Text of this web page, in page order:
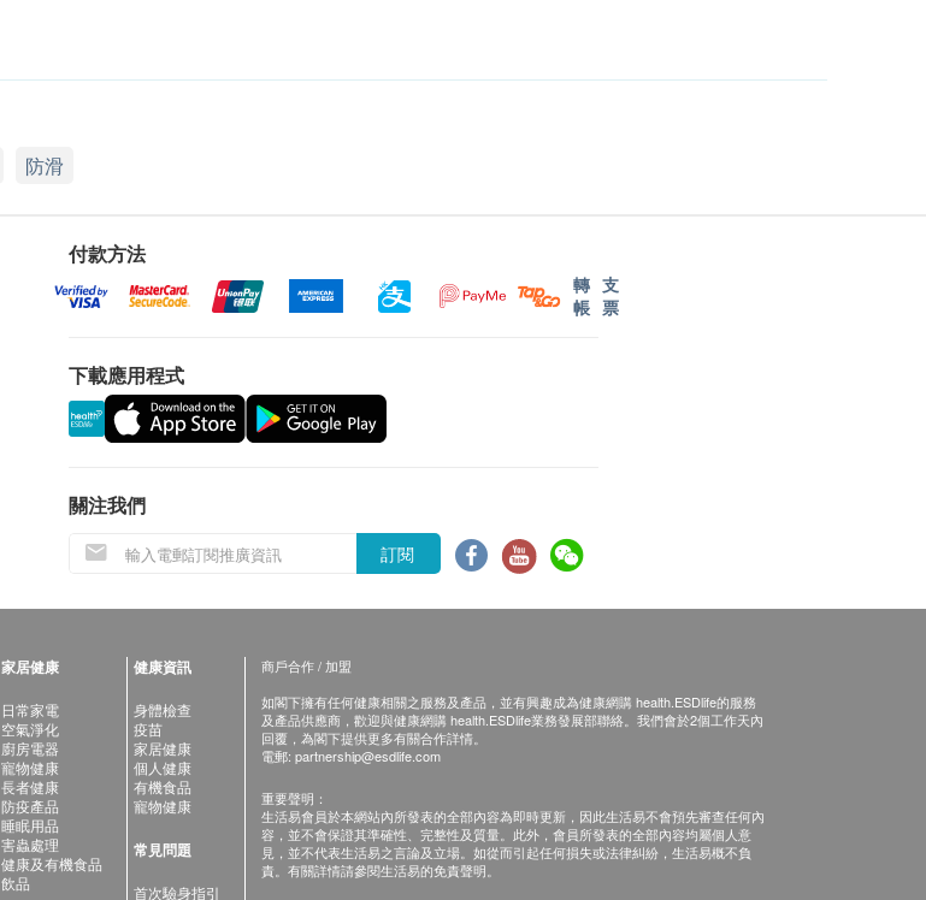
防滑
付款方法
轉
帳
支
票
下載應用程式
關注我們
訂閱
家居健康
日常家電
空氣淨化
廚房電器
寵物健康
長者健康
防疫產品
睡眠用品
害蟲處理
健康及有機食品
飲品
健康資訊
身體檢查
疫苗
家居健康
個人健康
有機食品
寵物健康
常見問題
首次驗身指引
商戶合作 / 加盟
如閣下擁有任何健康相關之服務及產品，並有興趣成為健康網購 health.ESDlife的服務
及產品供應商，歡迎與健康網購 health.ESDlife業務發展部聯絡。我們會於2個工作天內
回覆，為閣下提供更多有關合作詳情。
電郵: partnership@esdlife.com
重要聲明：
生活易會員於本網站內所發表的全部內容為即時更新，因此生活易不會預先審查任何內
容，並不會保證其準確性、完整性及質量。此外，會員所發表的全部內容均屬個人意
見，並不代表生活易之言論及立場。如從而引起任何損失或法律糾紛，生活易概不負
責。有關詳情請參閱生活易的免責聲明。